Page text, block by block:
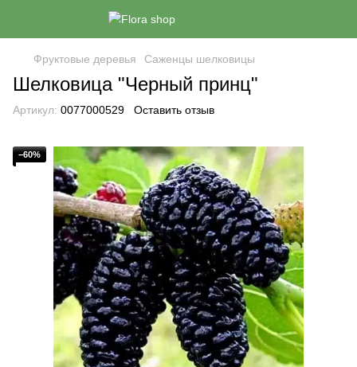
Фруктовые деревья Саженцы шелковицы
Шелковица "Черный принц"
Артикул: 0077000529 Оставить отзыв
−60%